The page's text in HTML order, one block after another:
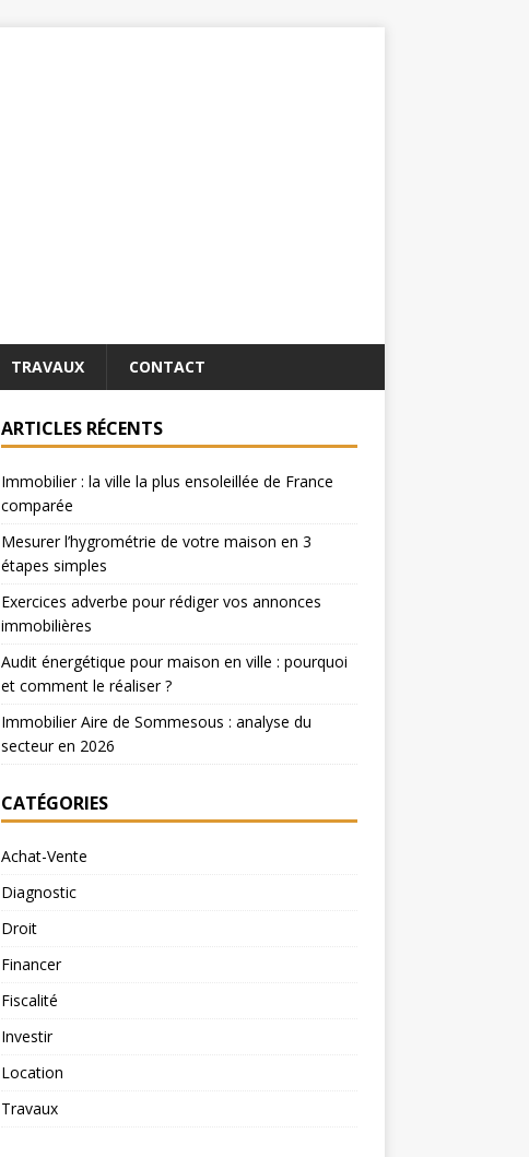
TRAVAUX CONTACT
ARTICLES RÉCENTS
Immobilier : la ville la plus ensoleillée de France
comparée
Mesurer l’hygrométrie de votre maison en 3
étapes simples
Exercices adverbe pour rédiger vos annonces
immobilières
Audit énergétique pour maison en ville : pourquoi
et comment le réaliser ?
Immobilier Aire de Sommesous : analyse du
secteur en 2026
CATÉGORIES
Achat-Vente
Diagnostic
Droit
Financer
Fiscalité
Investir
Location
Travaux